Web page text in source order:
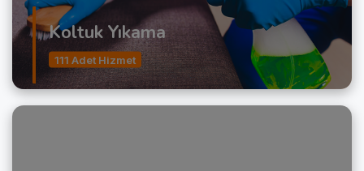
Koltuk Yıkama
111 Adet Hizmet